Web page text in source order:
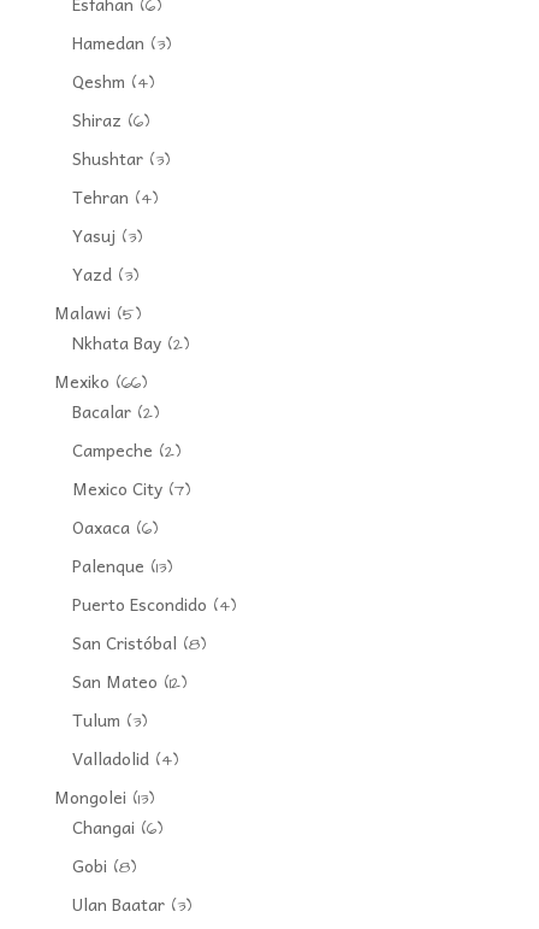
(6)
Hamedan (3)
Qeshm (4)
Shiraz (6)
Shushtar(3)
Tehran (4)
Yasuj (3)
Yazd(3)
Malawi (5)
Nkhata Bay(2)
Mexiko (66)
Bacalar(2)
Campeche (2)
Mexico City(7)
Oaxaca(6)
Palenque (13)
Puerto Escondido (4)
San Cristóbal (8)
San Mateo (12)
Tulum (3)
Valladolid(4)
Mongolei (13)
Changai (6)
Gobi (8)
Ulan Baatar(3)